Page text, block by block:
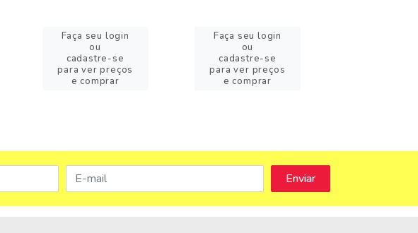
Faça seu login
ou
cadastre-se
para ver preços
e comprar
Faça seu login
ou
cadastre-se
para ver preços
e comprar